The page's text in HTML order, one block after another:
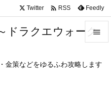
ドラクエウォーク
金策などをゆるふわ攻略します

メニュ
Twitter  RSS Feedly